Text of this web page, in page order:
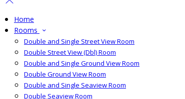
Home
Rooms
Double and Single Street View Room
Double Street View (Dbl) Room
Double and Single Ground View Room
Double Ground View Room
Double and Single Seaview Room
Double Seaview Room